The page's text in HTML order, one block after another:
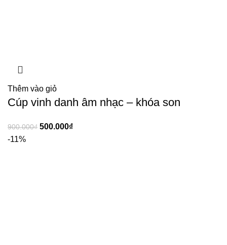
Thêm vào giỏ
Cúp vinh danh âm nhạc – khóa son
900.000₫ 500.000₫
-11%